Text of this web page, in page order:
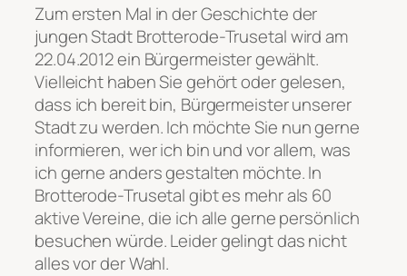
Zum ersten Mal in der Geschichte der
jungen Stadt Brotterode-Trusetal wird am
22.04.2012 ein Bürgermeister gewählt.
Vielleicht haben Sie gehört oder gelesen,
dass ich bereit bin, Bürgermeister unserer
Stadt zu werden. Ich möchte Sie nun gerne
informieren, wer ich bin und vor allem, was
ich gerne anders gestalten möchte. In
Brotterode-Trusetal gibt es mehr als 60
aktive Vereine, die ich alle gerne persönlich
besuchen würde. Leider gelingt das nicht
alles vor der Wahl.